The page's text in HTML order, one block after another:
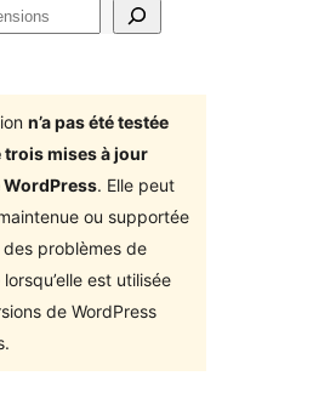
n’a pas été testée
trois mises à jour
WordPress. Elle peut
ou supportée
problèmes de
est utilisée
de WordPress